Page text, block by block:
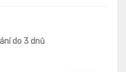
do 3 dnů